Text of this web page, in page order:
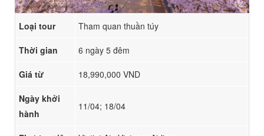
Loại tour Tham quan thuần túy
Thời gian 6 ngày 5 đêm
Giá từ 18,990,000 VND
Ngày khởi
hành
11/04; 18/04